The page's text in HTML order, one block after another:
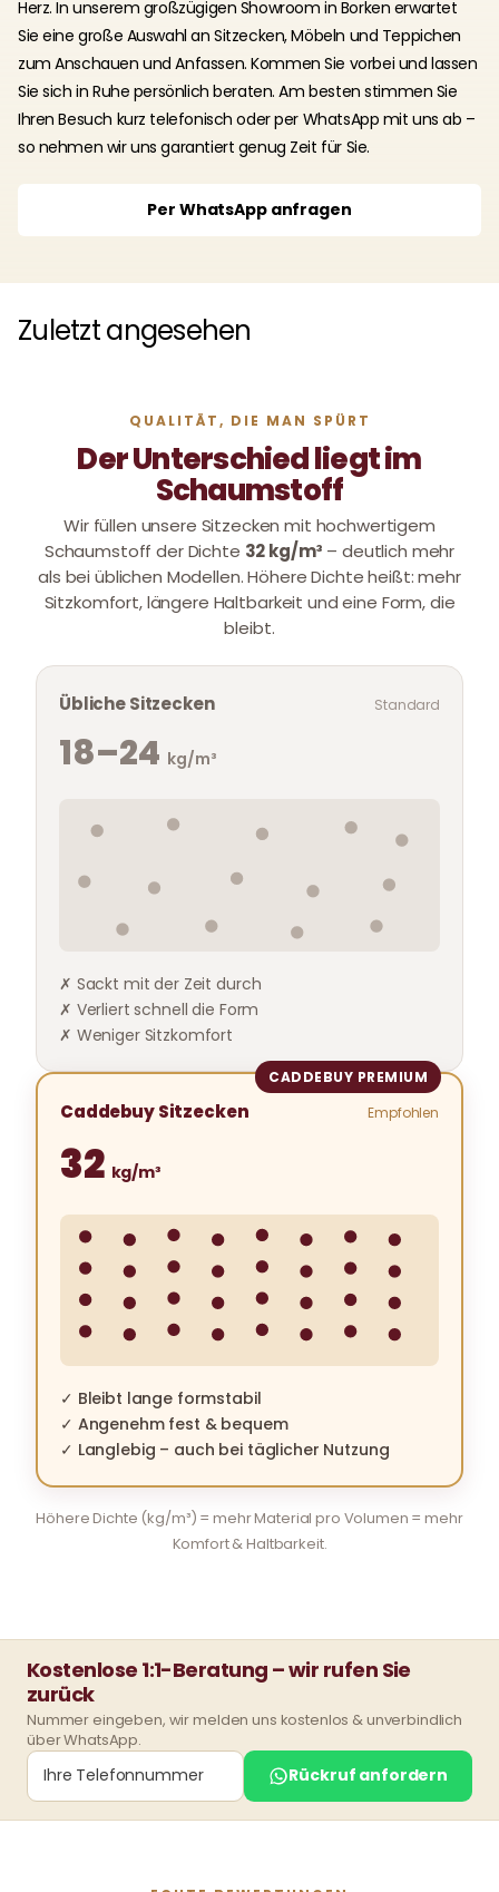
Herz. In unserem großzügigen Showroom in Borken erwartet
Sie eine große Auswahl an Sitzecken, Möbeln und Teppichen
zum Anschauen und Anfassen. Kommen Sie vorbei und lassen
Sie sich in Ruhe persönlich beraten. Am besten stimmen Sie
Ihren Besuch kurz telefonisch oder per WhatsApp mit uns ab –
so nehmen wir uns garantiert genug Zeit für Sie.
Per WhatsApp anfragen
Zuletzt angesehen
QUALITÄT, DIE MAN SPÜRT
Der Unterschied liegt im
Schaumstoff
Wir füllen unsere Sitzecken mit hochwertigem
Schaumstoff der Dichte 32 kg/m³ – deutlich mehr
als bei üblichen Modellen. Höhere Dichte heißt: mehr
Sitzkomfort, längere Haltbarkeit und eine Form, die
bleibt.
Übliche Sitzecken Standard
18–24 kg/m³
✗ Sackt mit der Zeit durch
✗ Verliert schnell die Form
✗ Weniger Sitzkomfort
CADDEBUY PREMIUM
Caddebuy Sitzecken Empfohlen
32 kg/m³
✓ Bleibt lange formstabil
✓ Angenehm fest & bequem
✓ Langlebig – auch bei täglicher Nutzung
Höhere Dichte (kg/m³) = mehr Material pro Volumen = mehr
Komfort & Haltbarkeit.
Kostenlose 1:1-Beratung – wir rufen Sie
zurück
Nummer eingeben, wir melden uns kostenlos & unverbindlich
über WhatsApp.
Rückruf anfordern